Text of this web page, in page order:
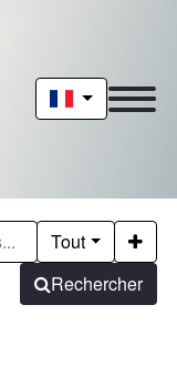
Tout
Rechercher